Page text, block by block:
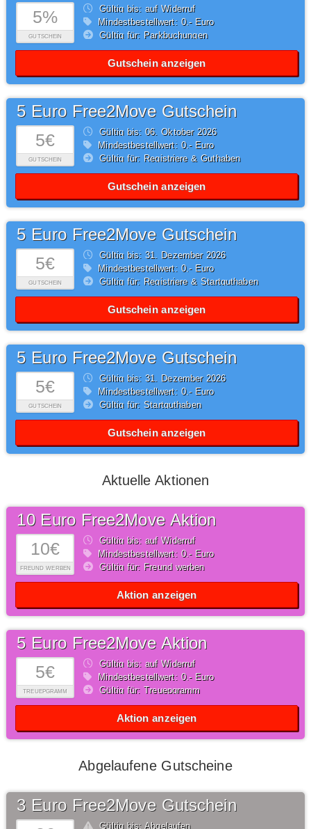
5%
GUTSCHEIN
Gültig bis: auf Widerruf
Mindestbestellwert: 0,- Euro
Gültig für: Parkbuchungen
Gutschein anzeigen
5€
GUTSCHEIN
5 Euro Free2Move Gutschein
Gültig bis: 06.Oktober2026
Mindestbestellwert: 0,- Euro
Gültig für: Registriere & Guthaben
Gutschein anzeigen
5€
GUTSCHEIN
5 Euro Free2Move Gutschein
Gültig bis: 31. Dezember2026
Mindestbestellwert: 0,- Euro
Gültig für: Registriere & Startguthaben
Gutschein anzeigen
5€
GUTSCHEIN
5 Euro Free2Move Gutschein
Gültig bis: 31. Dezember2026
Mindestbestellwert: 0,- Euro
Gültig für: Startguthaben
Gutschein anzeigen
Aktuelle Aktionen
10€
FREUND WERBEN
10 Euro Free2Move Aktion
Gültig bis: auf Widerruf
Mindestbestellwert: 0,- Euro
Gültig für: Freund werben
Aktion anzeigen
5€
TREUEPGRAMM
5 Euro Free2Move Aktion
Gültig bis: auf Widerruf
Mindestbestellwert: 0,- Euro
Gültig für: Treuepgramm
Aktion anzeigen
Abgelaufene Gutscheine
3 Euro Free2Move Gutschein
Gültig bis: Abgelaufen